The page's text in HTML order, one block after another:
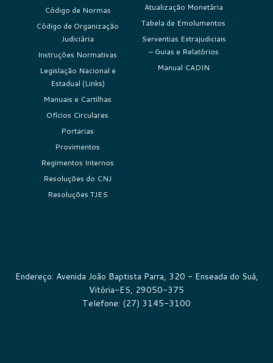
Código de Normas
Código de Organização
Judiciária
Instruções Normativas
Legislação Nacional e
Estadual (Links)
Manuais e Cartilhas
Ofícios Circulares
Portarias
Provimentos
Regimentos Internos
Resoluções do CNJ
Resoluções TJES
Atualização Monetária
Tabela de Emolumentos
Serventias Extrajudiciais
– Guias e Relatórios
Manual CADIN
Endereço: Avenida João Baptista Parra, 320 - Enseada do Suá,
Vitória-ES, 29050-375
Telefone: (27) 3145-3100